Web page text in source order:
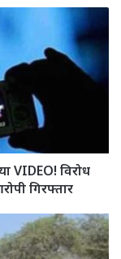
VIDEO! विरोध
गिरफ्तार